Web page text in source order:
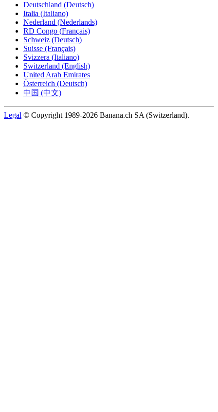
Deutschland (Deutsch)
Italia (Italiano)
Nederland (Nederlands)
RD Congo (Français)
Schweiz (Deutsch)
Suisse (Français)
Svizzera (Italiano)
Switzerland (English)
United Arab Emirates
Österreich (Deutsch)
中国 (中文)
Legal © Copyright 1989-2026 Banana.ch SA (Switzerland).